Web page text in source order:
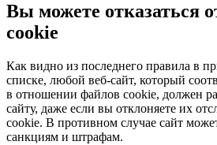
Вы можете отказаться
cookie
Как видно из последнего правила в
списке, любой веб-сайт, который
в отношении файлов cookie, должен
сайту, даже если вы отклоняете их
cookie. В противном случае сайт
санкциям и штрафам.